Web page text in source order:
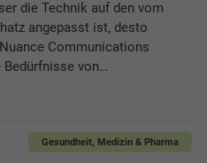
die Technik auf den vom
angepasst ist, desto
Communications
von…
Gesundheit, Medizin & Pharma